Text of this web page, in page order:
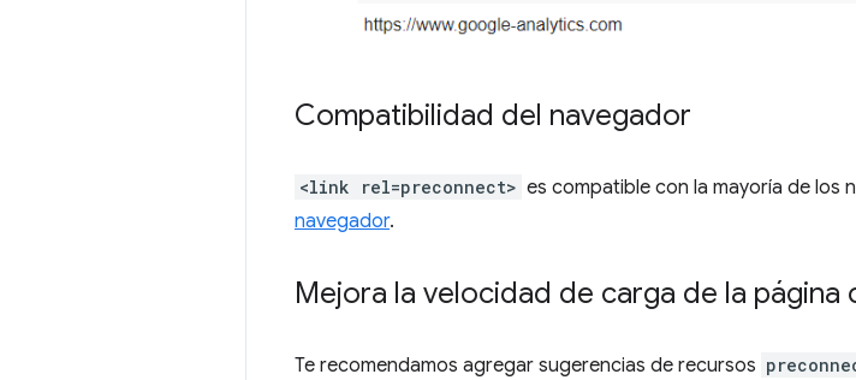
Compatibilidad del navegador
<link rel=preconnect> es compatible con la mayoría de los
navegador.
Mejora la velocidad de carga de la
Te recomendamos agregar sugerencias de recursos